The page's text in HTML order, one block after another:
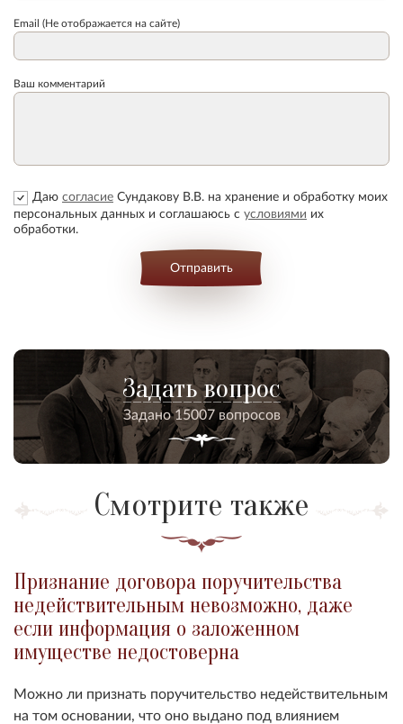
Email (Не отображается на сайте)
Ваш комментарий
Даю согласие Сундакову В.В. на хранение и обработку моих
персональных данных и соглашаюсь с условиями их
обработки.
Отправить
Задать вопрос
Задано 15007 вопросов
Смотрите также
Признание договора поручительства
недействительным невозможно, даже
если информация о заложенном
имуществе недостоверна
Можно ли признать поручительство недействительным
на том основании, что оно выдано под влиянием